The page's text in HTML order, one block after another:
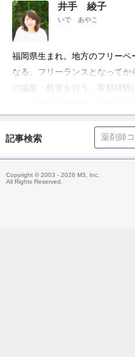
井手 綾子
いで あやこ
福岡県生まれ。地方のフリーペ
なる。フリーランスとなって
の編集・執筆を行う。取材経
上。自分の闘病経験・治験を
記事検索
Copyright © 2003 - 2026 M3, Inc.
All Rights Reserved.